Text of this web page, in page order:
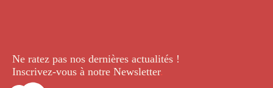
Ne ratez pas nos dernières actualités !
Inscrivez-vous à notre Newsletter.